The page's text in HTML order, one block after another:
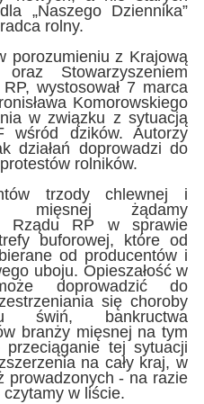
„Naszego Dziennika”
rolny.
porozumieniu z Krajową
Stowarzyszeniem
wystosował 7 marca
Komorowskiego
w związku z sytuacją
wśród dzików. Autorzy
działań doprowadzi do
rolników.
trzody chlewnej i
mięsnej żądamy
Rządu RP w sprawie
buforowej, które od
od producentów i
uboju. Opieszałość w
doprowadzić do
się choroby
świń, bankructwa
branży mięsnej na tym
tej sytuacji
na cały kraj, w
prowadzonych - na razie
w liście.